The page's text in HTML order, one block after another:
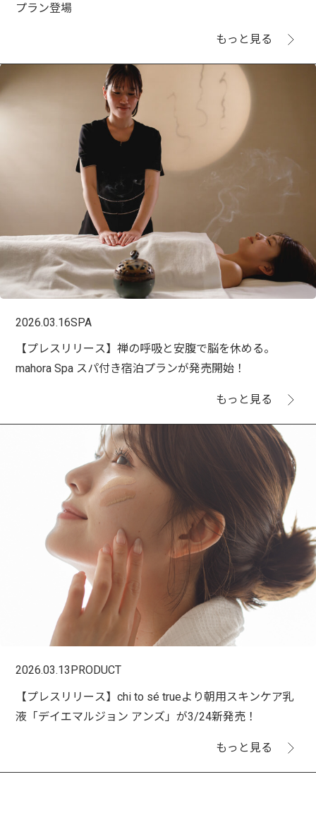
プラン登場
もっと見る
2026.03.16SPA
【プレスリリース】禅の呼吸と安腹で脳を休める。
mahora Spa スパ付き宿泊プランが発売開始！
もっと見る
2026.03.13 PRODUCT
【プレスリリース】chi to sé trueより朝用スキンケア乳
液「デイエマルジョン アンズ」が3/24新発売！
もっと見る